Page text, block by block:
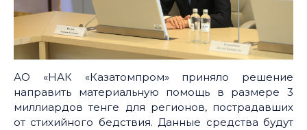
АО «НАК «Казатомпром» приняло решение
направить материальную помощь в размере 3
миллиардов тенге для регионов, пострадавших
от стихийного бедствия. Данные средства будут